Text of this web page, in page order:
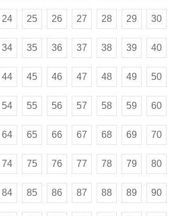
24 25 26 27 28 29 30
34 35 36 37 38 39 40
44 45 46 47 48 49 50
54 55 56 57 58 59 60
64 65 66 67 68 69 70
74 75 76 77 78 79 80
84 85 86 87 88 89 90